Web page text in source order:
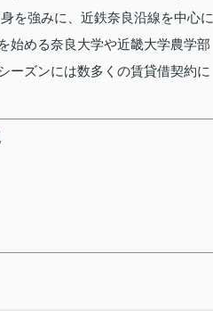
を強みに、近鉄奈良沿線を中心に
始める奈良大学や近畿大学農学部
ーズンには数多くの賃貸借契約に